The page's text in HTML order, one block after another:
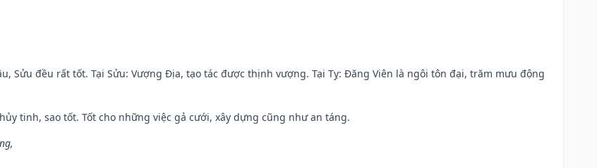
Sửu đều rất tốt. Tại Sửu: Vượng Địa, tạo tác được thịnh vượng. Tại Tỵ: Đăng Viên là ngôi tôn đại, trăm mưu động
tinh, sao tốt. Tốt cho những việc gả cưới, xây dựng cũng như an táng.